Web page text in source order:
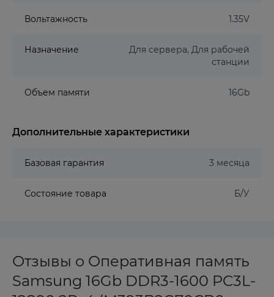
Вольтажность 1.35V
Назначение
Для сервера, Для рабочей
станции
Объем памяти 16Gb
Дополнительные характеристики
Базовая гарантия 3 месяца
Состояние товара Б/У
Отзывы о Оперативная память
Samsung 16Gb DDR3-1600 PC3L-